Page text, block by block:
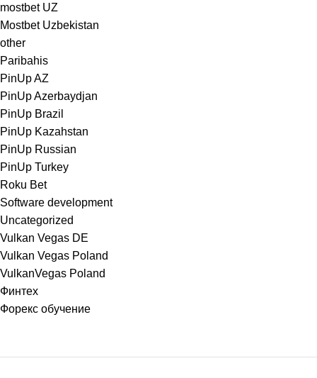
mostbet UZ
Mostbet Uzbekistan
other
Paribahis
PinUp AZ
PinUp Azerbaydjan
PinUp Brazil
PinUp Kazahstan
PinUp Russian
PinUp Turkey
Roku Bet
Software development
Uncategorized
Vulkan Vegas DE
Vulkan Vegas Poland
VulkanVegas Poland
Финтех
Форекс обучение